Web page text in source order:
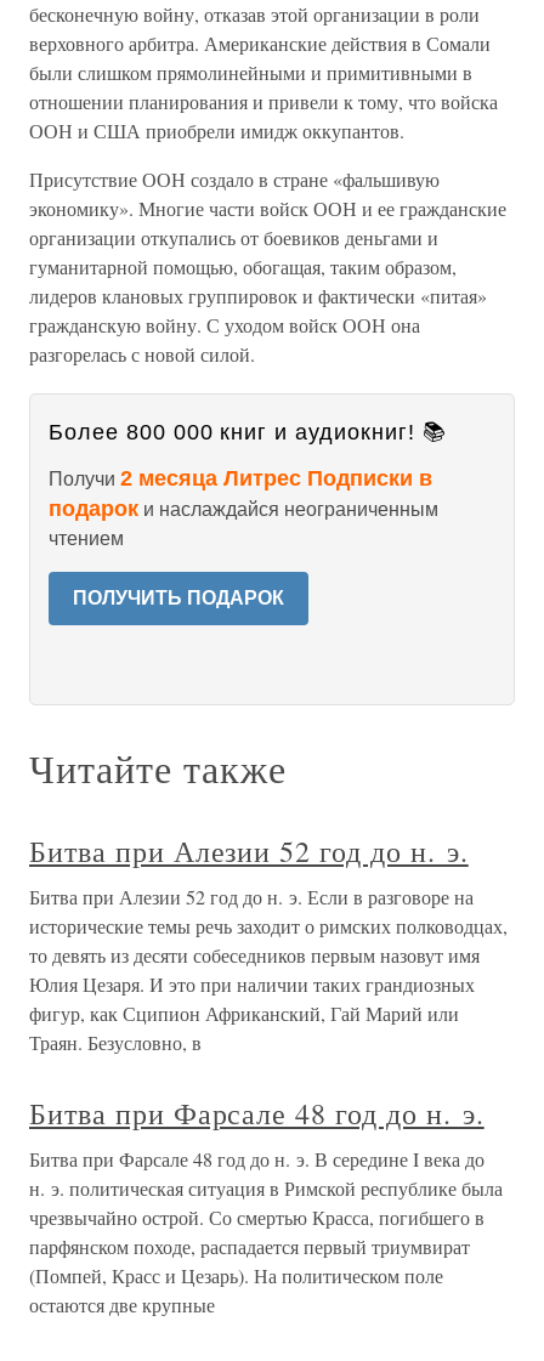
бесконечную войну, отказав этой организации в роли
верховного арбитра. Американские действия в Сомали
были слишком прямолинейными и примитивными в
отношении планирования и привели к тому, что войска
ООН и США приобрели имидж оккупантов.
Присутствие ООН создало в стране «фальшивую
экономику». Многие части войск ООН и ее гражданские
организации откупались от боевиков деньгами и
гуманитарной помощью, обогащая, таким образом,
лидеров клановых группировок и фактически «питая»
гражданскую войну. С уходом войск ООН она
разгорелась с новой силой.
Более 800 000 книг и аудиокниг! 📚
Получи 2 месяца Литрес Подписки в
подарок и наслаждайся неограниченным
чтением
ПОЛУЧИТЬ ПОДАРОК
Читайте также
Битва при Алезии 52 год до н. э.
Битва при Алезии 52 год до н. э. Если в разговоре на
исторические темы речь заходит о римских полководцах,
то девять из десяти собеседников первым назовут имя
Юлия Цезаря. И это при наличии таких грандиозных
фигур, как Сципион Африканский, Гай Марий или
Траян. Безусловно, в
Битва при Фарсале 48 год до н. э.
Битва при Фарсале 48 год до н. э. В середине I века до
н. э. политическая ситуация в Римской республике была
чрезвычайно острой. Со смертью Красса, погибшего в
парфянском походе, распадается первый триумвират
(Помпей, Красс и Цезарь). На политическом поле
остаются две крупные